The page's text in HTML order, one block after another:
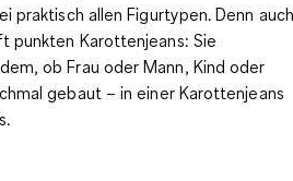
praktisch allen Figurtypen. Denn auch
punkten Karottenjeans: Sie
ob Frau oder Mann, Kind oder
gebaut – in einer Karottenjeans